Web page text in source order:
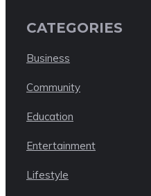
CATEGORIES
Business
Community
Education
Entertainment
Lifestyle